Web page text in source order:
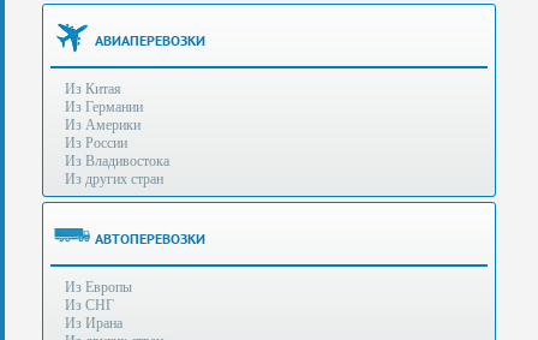
(495)
788-
Бесплатные
консультации
(Без
выходных
+7 (929) 575-
96-62
+7 (925) 104-
15-94
e-mail:info@s-standard.ru
АВИАПЕРЕВОЗКИ
Из Китая
Из Германии
Из Америки
Из России
Из Владивостока
Из других стран
АВТОПЕРЕВОЗКИ
Из Европы
Из СНГ
Из Ирана